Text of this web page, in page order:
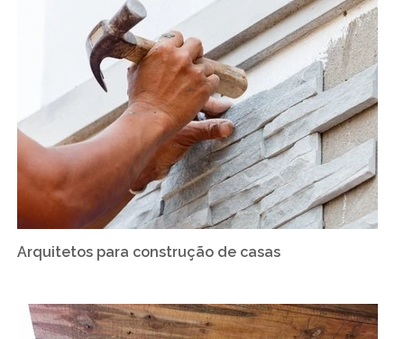
Arquitetos para construção de casas